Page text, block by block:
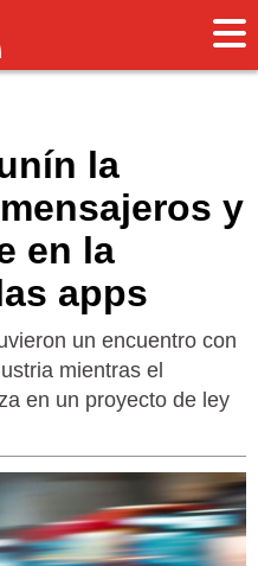
la
y
en la
apps
un encuentro con
mientras el
en un proyecto de ley